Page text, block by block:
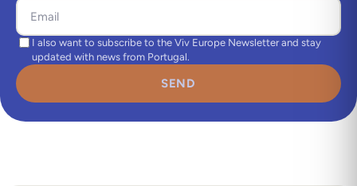
I also want to subscribe to the Viv Europe Newsletter and stay
updated with news from Portugal.
SEND